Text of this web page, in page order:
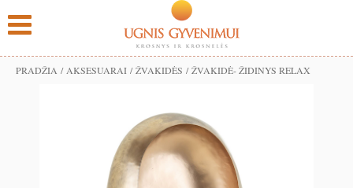
PRADŽIA / AKSESUARAI /ŽVAKIDĖS / ŽVAKIDĖ- ŽIDINYS RELAX